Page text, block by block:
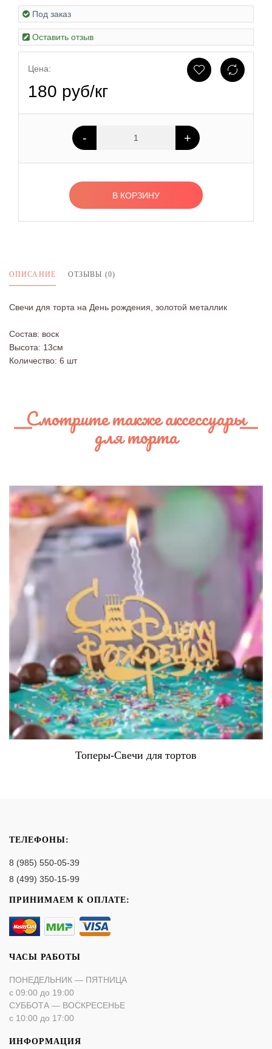
Под заказ
Оставить отзыв
Цена:
180 руб/кг
- +
В КОРЗИНУ
ОПИСАНИЕ ОТЗЫВЫ (0)
Свечи для торта на День рождения, золотой металлик
Состав: воск
Высота: 13см
Количество: 6 шт
Смотрите также аксессуары
для торта
Коробки для тортов
ТЕЛЕФОНЫ:
8 (985) 550-05-39
8 (499) 350-15-99
ПРИНИМАЕМ К ОПЛАТЕ:
ЧАСЫ РАБОТЫ
ПОНЕДЕЛЬНИК — ПЯТНИЦА
с 09:00 до 19:00
СУББОТА — ВОСКРЕСЕНЬЕ
с 10:00 до 17:00
ИНФОРМАЦИЯ